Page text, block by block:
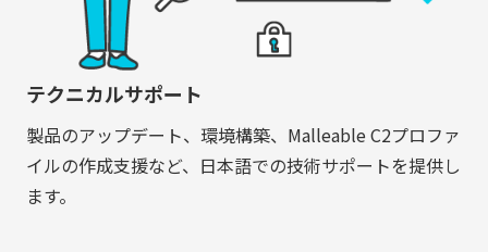
テクニカルサポート
製品のアップデート、環境構築、Malleable C2プロファ
イルの作成支援など、日本語での技術サポートを提供し
ます。